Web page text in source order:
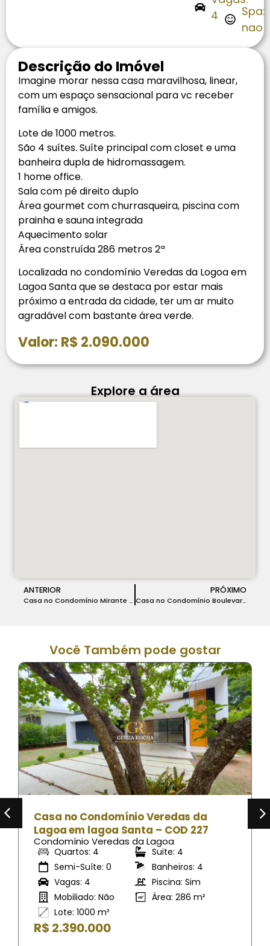
4
Spa:
nao
Descrição do Imóvel
Imagine morar nessa casa maravilhosa, linear,
com um espaço sensacional para vc receber
família e amigos.
Lote de 1000 metros.
São 4 suítes. Suíte principal com closet e uma
banheira dupla de hidromassagem.
1 home office.
Sala com pé direito duplo
Área gourmet com churrasqueira, piscina com
prainha e sauna integrada
Aquecimento solar
Área construída 286 metros 2ª
Localizada no condomínio Veredas da Logoa em
Lagoa Santa que se destaca por estar mais
próximo a entrada da cidade, ter um ar muito
agradável com bastante área verde.
Valor: R$ 2.090.000
Explore a área
ANTERIOR
Casa no Condomínio Mirante do Fidalgo em Lagoa Santa – COD 102
PRÓXIMO
Casa no Condomínio Boulevard em Lagoa Santa – COD 021
Você Também pode gostar
Casa no Condomínio Veredas da
Lagoa em lagoa Santa – COD 227
Condomínio Veredas da Lagoa
Quartos: 4
Semi-Suíte: 0
Vagas: 4
Mobiliado: Não
Lote: 1000 m²
Suite: 4
Banheiros: 4
Piscina: Sim
Área: 286 m²
R$ 2.390.000